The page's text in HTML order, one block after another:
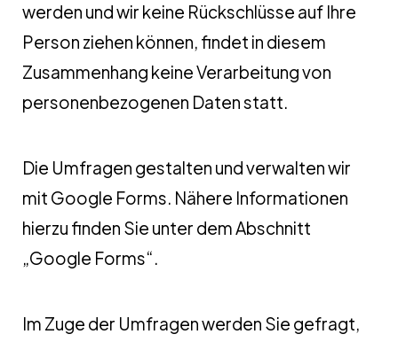
werden und wir keine Rückschlüsse auf Ihre
Person ziehen können, findet in diesem
Zusammenhang keine Verarbeitung von
personenbezogenen Daten statt.
Die Umfragen gestalten und verwalten wir
mit Google Forms. Nähere Informationen
hierzu finden Sie unter dem Abschnitt
„Google Forms“.
Im Zuge der Umfragen werden Sie gefragt,